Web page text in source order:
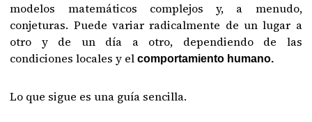
modelos matemáticos complejos y, a menudo,
conjeturas. Puede variar radicalmente de un lugar a
otro y de un día a otro, dependiendo de las
condiciones locales y elcomportamiento humano.
Lo que sigue es una guía sencilla.